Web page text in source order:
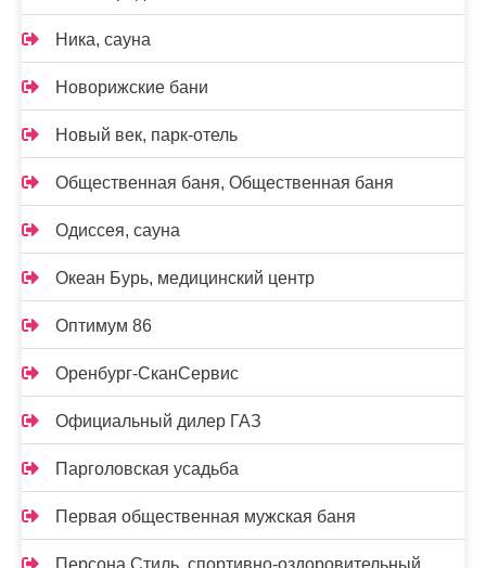
Ника, сауна
Новорижские бани
Новый век, парк-отель
Общественная баня, Общественная баня
Одиссея, сауна
Океан Бурь, медицинский центр
Оптимум 86
Оренбург-СканСервис
Официальный дилер ГАЗ
Парголовская усадьба
Первая общественная мужская баня
Персона Стиль, спортивно-оздоровительный